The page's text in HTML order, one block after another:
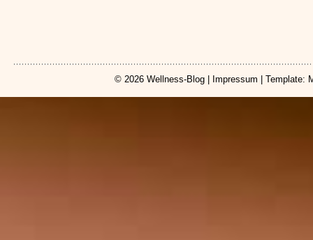
© 2026 Wellness-Blog Impressum | Template: